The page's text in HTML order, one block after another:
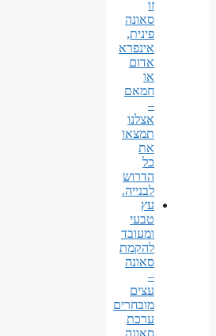
זו
סאונה
פינית,
אינפרא
אדום
או
חמאם
–
אצלנו
תמצאו
את
כל
הדרוש
לבנייה.
עץ
טבעי
ומעובד
להקמת
סאונה
–
עצים
מובחרים
ערכת